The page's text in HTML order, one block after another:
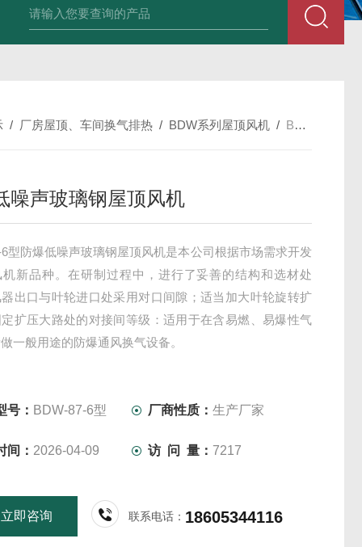
PP风帽 组合式空调机组 单层百叶
/ 厂房屋顶、车间换气排热 / BDW系列屋顶风机 / BDW-87-6型防爆低噪声玻璃钢屋顶风机
噪声玻璃钢屋顶风机
型防爆低噪声玻璃钢屋顶风机是本公司根据市场需求开发
机新品种。在研制过程中，进行了妥善的结构和选材处
出口与叶轮进口处采用对口间隙；适当加大叶轮旋转扩
扩压大路处的对接间等级：适用于在含易燃、易爆性气
一般用途的防爆通风换气设备。
号： BDW-87-6型 厂商性质：生产厂家
间： 2026-04-09 访 问 量： 7217
立即咨询 联系电话： 18605344116